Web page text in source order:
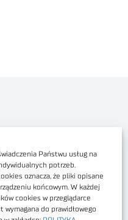
Państwu usług na
potrzeb.
oznacza, że pliki opisane
końcowym. W każdej
cookies w przeglądarce
do prawidłowego